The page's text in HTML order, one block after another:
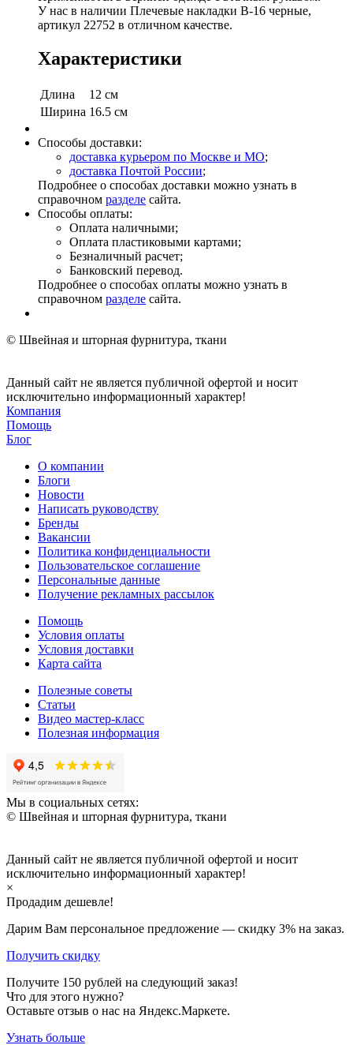
У нас в наличии Плечевые накладки В-16 черные,
артикул 22752 в отличном качестве.
Характеристики
Длина
12 см
Ширина 16.5 см
Способы доставки:
доставка курьером по Москве и МО;
доставка Почтой России;
Подробнее о способах доставки можно узнать в
справочном разделе сайта.
Способы оплаты:
Оплата наличными;
Оплата пластиковыми картами;
Безналичный расчет;
Банковский перевод.
Подробнее о способах оплаты можно узнать в
справочном разделе сайта.
© Швейная и шторная фурнитура, ткани
Данный сайт не является публичной офертой и носит
исключительно информационный характер!
Компания
Помощь
Блог
О компании
Блоги
Новости
Написать руководству
Бренды
Вакансии
Политика конфиденциальности
Пользовательское соглашение
Персональные данные
Получение рекламных рассылок
Помощь
Условия оплаты
Условия доставки
Карта сайта
Полезные советы
Статьи
Видео мастер-класс
Полезная информация
Мы в социальных сетях:
© Швейная и шторная фурнитура, ткани
Данный сайт не является публичной офертой и носит
исключительно информационный характер!
×
Продадим дешевле!
Дарим Вам персональное предложение — скидку 3% на заказ.
Получить скидку
Получите 150 рублей на следующий заказ!
Что для этого нужно?
Оставьте отзыв о нас на Яндекс.Маркете.
Узнать больше